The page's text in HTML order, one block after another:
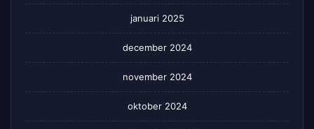
januari 2025
december 2024
november 2024
oktober 2024